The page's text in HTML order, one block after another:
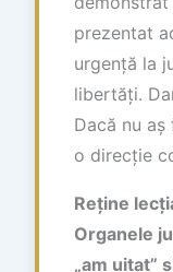
prezentat
urgență la
libertăți.
Dacă nu
o direcție
Reține
Organele
„am uitat”